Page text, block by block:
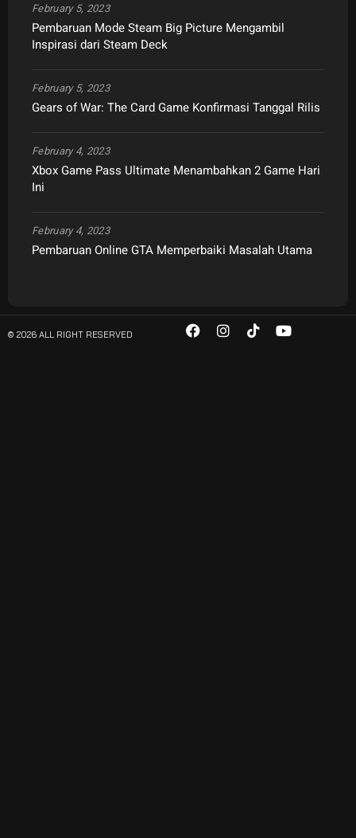
Pembaruan Mode Steam Big Picture Mengambil
Inspirasi dari Steam Deck
February 5, 2023
Gears of War: The Card Game Konfirmasi Tanggal Rilis
February 5, 2023
Xbox Game Pass Ultimate Menambahkan 2 Game Hari
Ini
February 4, 2023
Pembaruan Online GTA Memperbaiki Masalah Utama
February 4, 2023
© 2026 ALL RIGHT RESERVED